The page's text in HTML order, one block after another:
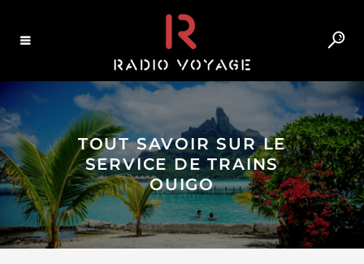
TOUT SAVOIR SUR LE
SERVICE DE TRAINS
OUIGO